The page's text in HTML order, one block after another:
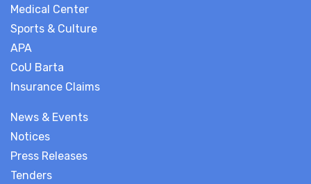
News & Events
Notices
Press Releases
Tenders
Medical Center
Sports & Culture
APA
CoU Barta
Insurance Claims